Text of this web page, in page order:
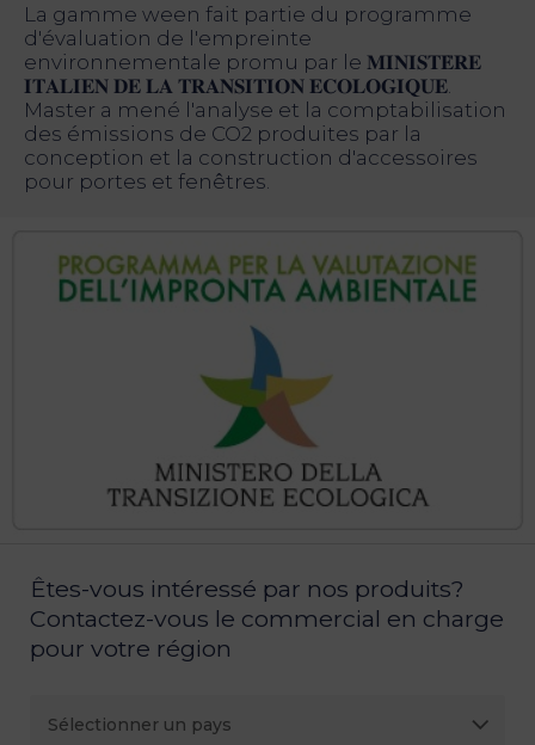
La gamme ween fait partie du programme
d'évaluation de l'empreinte
environnementale promu par le 𝐌𝐈𝐍𝐈𝐒𝐓𝐄̀𝐑𝐄
𝐈𝐓𝐀𝐋𝐈𝐄𝐍 𝐃𝐄 𝐋𝐀 𝐓𝐑𝐀𝐍𝐒𝐈𝐓𝐈𝐎𝐍 𝐄𝐂𝐎𝐋𝐎𝐆𝐈𝐐𝐔𝐄.
Master a mené l'analyse et la comptabilisation
des émissions de CO2 produites par la
conception et la construction d'accessoires
pour portes et fenêtres.
Êtes-vous intéressé par nos produits?
Contactez-vous le commercial en charge
pour votre région